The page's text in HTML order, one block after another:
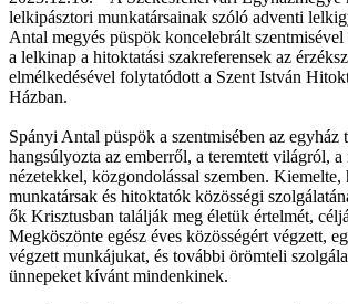
lelkipásztori munkatársainak szóló adventi
Antal megyés püspök koncelebrált
a lelkinap a hitoktatási szakreferensek az
elmélkedésével folytatódott a Szent István
Házban.
Spányi Antal püspök a szentmisében az egyház
hangsúlyozta az emberről, a teremtett világról, a
nézetekkel, közgondolással szemben.
munkatársak és hitoktatók közösségi
ők Krisztusban találják meg életük értelmét,
Megköszönte egész éves közösségért végzett,
végzett munkájukat, és további örömteli
ünnepeket kívánt mindenkinek.